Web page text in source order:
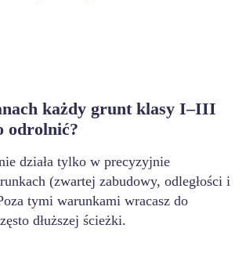
każdy grunt klasy I–III
odrolnić?
działa tylko w precyzyjnie
(zwartej zabudowy, odległości i
tymi warunkami wracasz do
dłuższej ścieżki.